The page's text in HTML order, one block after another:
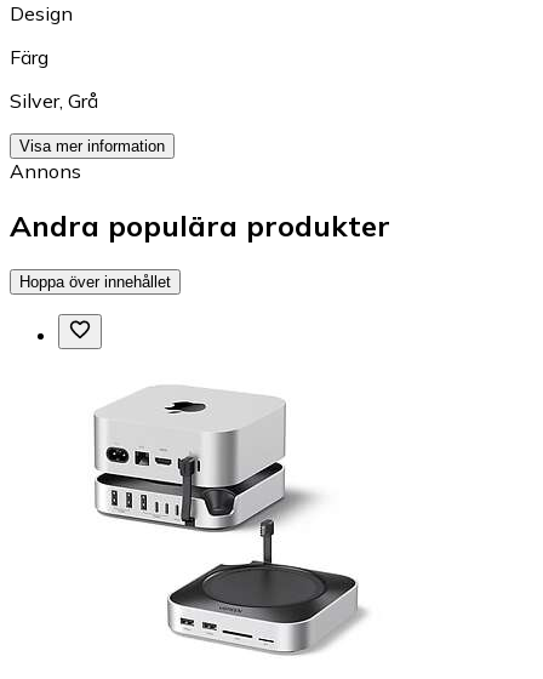
Design
Färg
Silver, Grå
Visa mer information
Annons
Andra populära produkter
Hoppa över innehållet